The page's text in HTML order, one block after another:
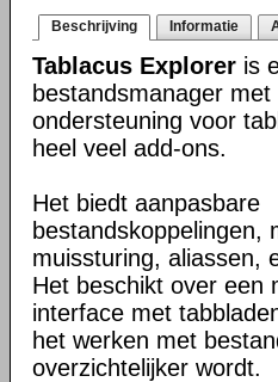
Beschrijving Informatie
Tablacus Explorer is
bestandsmanager met
ondersteuning voor
heel veel add-ons.
Het biedt aanpasbare
bestandskoppelingen,
muissturing, aliassen,
Het beschikt over een
interface met
het werken met
overzichtelijker wordt.